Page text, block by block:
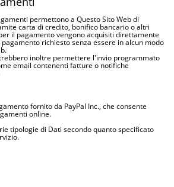
permettono a Questo Sito Web di
carta di credito, bonifico bancario o altri
il pagamento vengono acquisiti direttamente
richiesto senza essere in alcun modo
inoltre permettere l'invio programmato
email contenenti fatture o notifiche
fornito da PayPal Inc., che consente
online.
tipologie di Dati secondo quanto specificato